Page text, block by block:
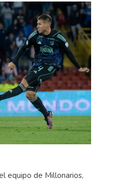
equipo de Millonarios,